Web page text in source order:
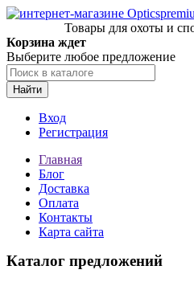
Товары для охоты и
Корзина ждет
Выберите любое предложение
Найти
Вход
Регистрация
Главная
Блог
Доставка
Оплата
Контакты
Карта сайта
Каталог предложений